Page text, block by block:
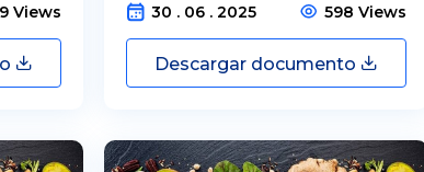
Views 30 . 06 . 2025 598 Views
Descargar documento